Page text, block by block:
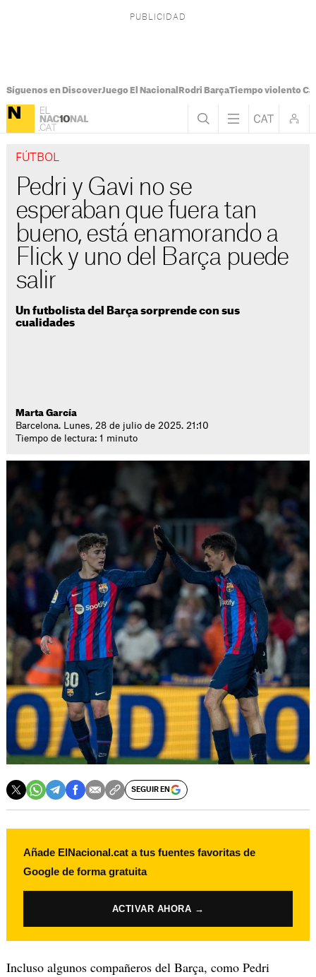
Síguenos en DiscoverJuego El Nacional Rodri BarçaTiempo violento
FÚTBOL
Pedri y Gavi no se
esperaban que fuera tan
bueno, está enamorando a
Flick y uno del Barça puede
salir
Un futbolista del Barça sorprende con sus
cualidades
Marta García
Barcelona. Lunes, 28 de julio de 2025. 21:10
Tiempo de lectura: 1 minuto
SEGUIR EN
Añade ElNacional.cat a tus fuentes favoritas de
Google de forma gratuita
ACTIVAR AHORA →
Incluso algunos compañeros del Barça, como Pedri